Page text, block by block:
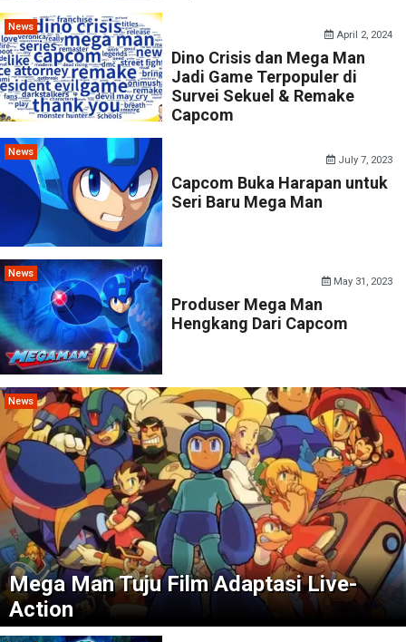
News
April 2, 2024
Dino Crisis dan Mega Man
Jadi Game Terpopuler di
Survei Sekuel & Remake
Capcom
News
July 7, 2023
Capcom Buka Harapan untuk
Seri Baru Mega Man
News
May 31, 2023
Produser Mega Man
Hengkang Dari Capcom
News
Mega Man Tuju Film Adaptasi Live-
Action